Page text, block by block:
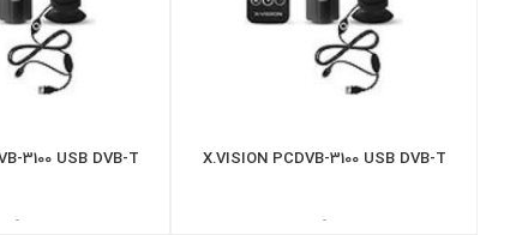
X.VISION PCDVB-3100 USB DVB-T
-
3100 USB DVB-T
-